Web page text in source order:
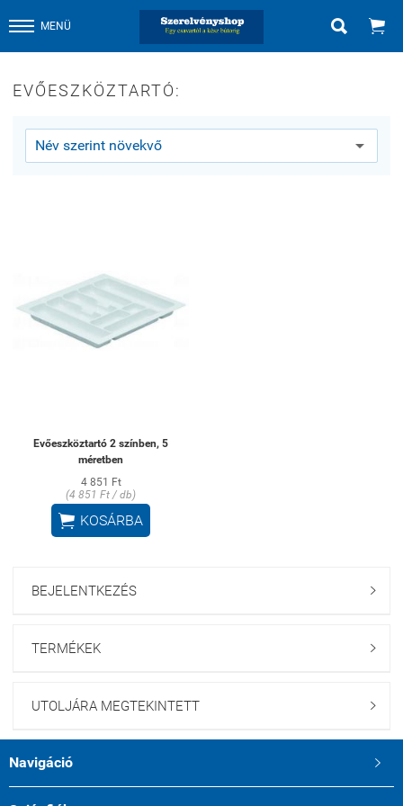
MENÜ  
EVŐESZKÖZTARTÓ:
Evőeszköztartó 2 színben, 5
méretben
4 851 Ft
(4 851 Ft / db)
 KOSÁRBA
BEJELENTKEZÉS 
TERMÉKEK 
UTOLJÁRA MEGTEKINTETT 
Navigáció 